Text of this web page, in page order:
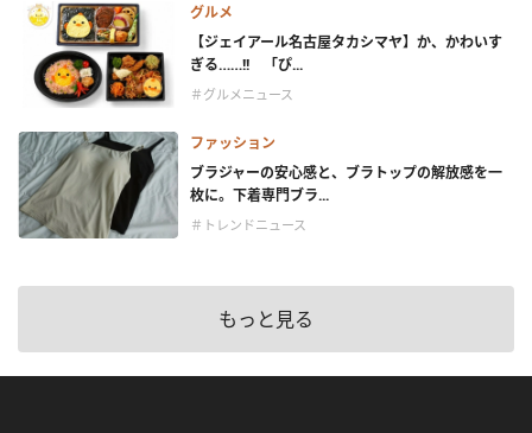
グルメ
【ジェイアール名古屋タカシマヤ】か、かわいす
ぎる……!! 「ぴ...
＃グルメニュース
ファッション
ブラジャーの安心感と、ブラトップの解放感を一
枚に。下着専門ブラ...
＃トレンドニュース
もっと見る